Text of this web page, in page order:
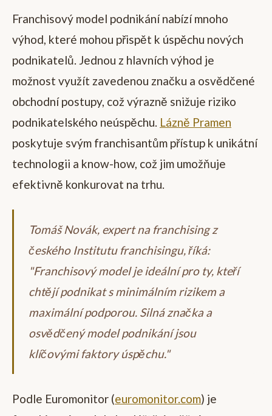
Franchisový model podnikání nabízí mnoho
výhod, které mohou přispět k úspěchu nových
podnikatelů. Jednou z hlavních výhod je
možnost využít zavedenou značku a osvědčené
obchodní postupy, což výrazně snižuje riziko
podnikatelského neúspěchu. Lázně Pramen
poskytuje svým franchisantům přístup k unikátní
technologii a know-how, což jim umožňuje
efektivně konkurovat na trhu.
Tomáš Novák, expert na franchising z
českého Institutu franchisingu, říká:
"Franchisový model je ideální pro ty, kteří
chtějí podnikat s minimálním rizikem a
maximální podporou. Silná značka a
osvědčený model podnikání jsou
klíčovými faktory úspěchu."
Podle Euromonitor (euromonitor.com) je